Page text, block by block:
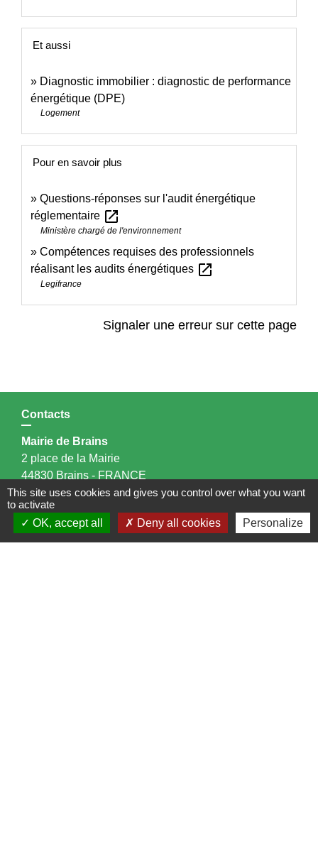
Et aussi
Diagnostic immobilier : diagnostic de performance
énergétique (DPE)
Logement
Pour en savoir plus
Questions-réponses sur l'audit énergétique
réglementaire open_in_new
Ministère chargé de l'environnement
Compétences requises des professionnels
réalisant les audits énergétiques open_in_new
Legifrance
Signaler une erreur sur cette page
Contacts
Mairie de Brains
2 place de la Mairie
44830 Brains - FRANCE
+33 2 40 65 51 30
Contact par formulaire
Horaires d'ouverture:
This site uses cookies and gives you control over what you want
to activate
OK, accept all
Deny all cookies Personalize